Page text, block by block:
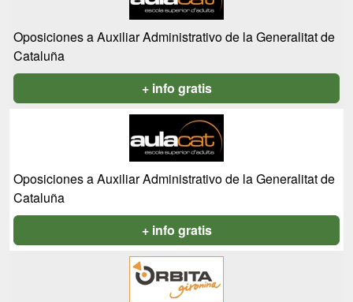
Oposiciones a Auxiliar Administrativo de la Generalitat de
Cataluña
+ info gratis
Oposiciones a Auxiliar Administrativo de la Generalitat de
Cataluña
+ info gratis